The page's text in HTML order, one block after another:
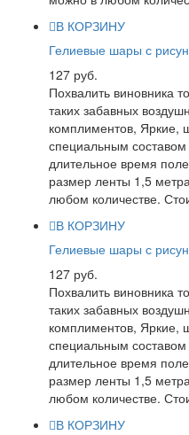
В КОРЗИНУ
Гелиевые шары с
127 руб.
Похвалить виновника
таких забавных
комплиментов, Яркие,
специальным
длительное время
размер ленты 1,5
любом количестве.
В КОРЗИНУ
Гелиевые шары с
127 руб.
Похвалить виновника
таких забавных
комплиментов, Яркие,
специальным
длительное время
размер ленты 1,5
любом количестве.
В КОРЗИНУ